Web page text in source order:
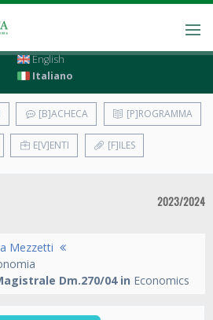
English
Italiano
[B]ACHECA [P]ROGRAMMA
E[V]ENTI [F]ILES
2023/2024
Mezzetti
Dm.270/04 in Economics